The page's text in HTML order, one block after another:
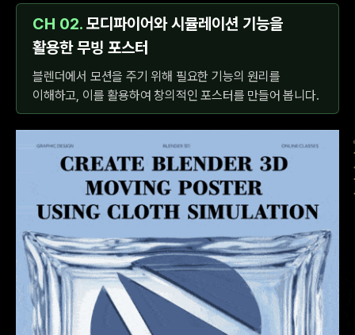
CH 02. 모디파이어와 시뮬레이션 기능을
활용한 무빙 포스터
블렌더에서 모션을 주기 위해 필요한 기능의 원리를
이해하고, 이를 활용하여 창의적인 포스터를 만들어 봅니다.